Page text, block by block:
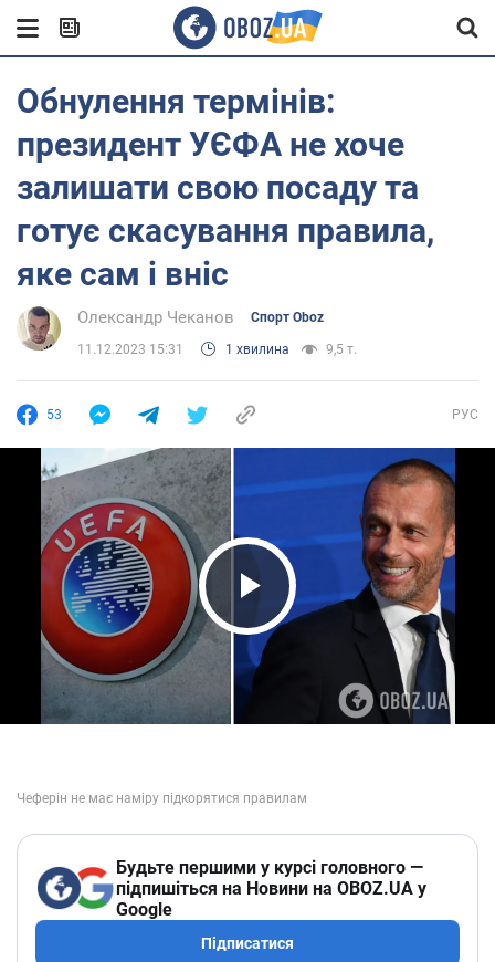
Обнулення термінів:
президент УЄФА не хоче
залишати свою посаду та
готує скасування правила,
яке сам і вніс
Олександр Чеканов Спорт Oboz
11.12.2023 15:31 1 хвилина 9,5 т.
53 РУС
Play Video
Будьте першими у курсі головного —
підпишіться на Новини на OBOZ.UA у
Google
Підписатися